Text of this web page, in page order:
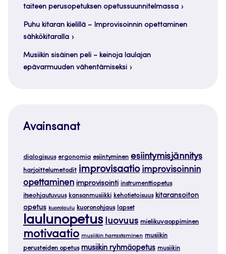
taiteen perusopetuksen opetussuunnitelmassa
Puhu kitaran kielillä – Improvisoinnin opettaminen
sähkökitaralla
Musiikin sisäinen peli – keinoja laulajan
epävarmuuden vähentämiseksi
Avainsanat
dialogisuus ergonomia esiintyminen esiintymisjännitys
harjoittelumetodit improvisaatio improvisoinnin
opettaminen improvisointi instrumenttiopetus
itseohjautuvuus kansanmusiikki kehotietoisuus kitaransoiton
opetus kuorolaulu kuoronohjaus lapset
laulunopetus luovuus mielikuvaoppiminen
motivaatio musiikin harrastaminen musiikin
perusteiden opetus musiikin ryhmäopetus musiikin